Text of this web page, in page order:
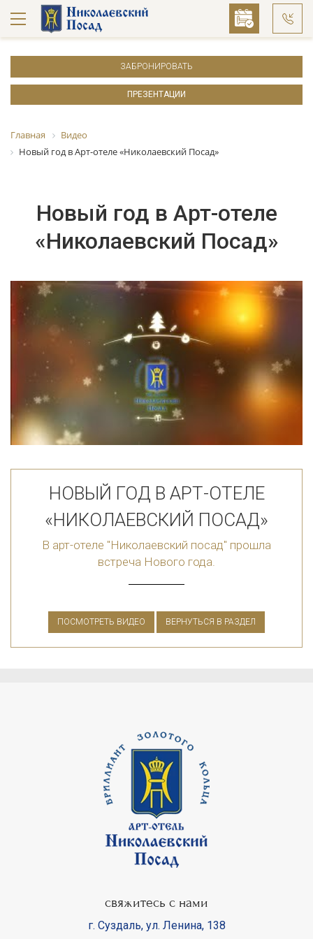
ЗАБРОНИРОВАТЬ
ПРЕЗЕНТАЦИИ
Главная
Видео
Новый год в Арт-отеле «Николаевский Посад»
Новый год в Арт-отеле
«Николаевский Посад»
НОВЫЙ ГОД В АРТ-ОТЕЛЕ
«НИКОЛАЕВСКИЙ ПОСАД»
В арт-отеле "Николаевский посад" прошла
встреча Нового года.
ПОСМОТРЕТЬ ВИДЕО ВЕРНУТЬСЯ В РАЗДЕЛ
свяжитесь с нами
г. Суздаль, ул. Ленина, 138